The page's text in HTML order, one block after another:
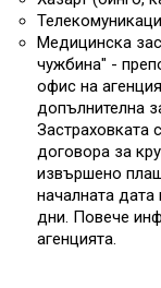
Медицинска
чужбина" -
офис на
допълнителна
Застраховката
договора за
извършено
началната
дни. Повече
агенцията.